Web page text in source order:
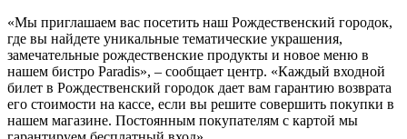
«Мы приглашаем вас посетить наш Рождественский городок,
где вы найдете уникальные тематические украшения,
замечательные рождественские продукты и новое меню в
нашем бистро Paradis», – сообщает центр. «Каждый входной
билет в Рождественский городок дает вам гарантию возврата
его стоимости на кассе, если вы решите совершить покупки в
нашем магазине. Постоянным покупателям с картой мы